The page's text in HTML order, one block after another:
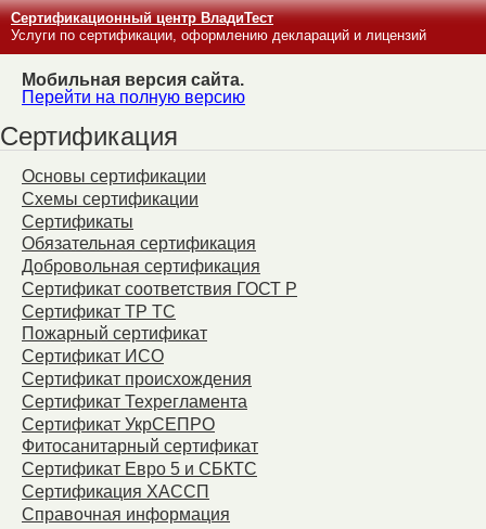
Сертификационный центр ВладиТест
Услуги по сертификации, оформлению деклараций и лицензий
Мобильная версия сайта.
Перейти на полную версию
Сертификация
Основы сертификации
Схемы сертификации
Сертификаты
Обязательная сертификация
Добровольная сертификация
Сертификат соответствия ГОСТ Р
Сертификат ТР ТС
Пожарный сертификат
Сертификат ИСО
Сертификат происхождения
Сертификат Техрегламента
Сертификат УкрСЕПРО
Фитосанитарный сертификат
Сертификат Евро 5 и СБКТС
Сертификация ХАССП
Справочная информация